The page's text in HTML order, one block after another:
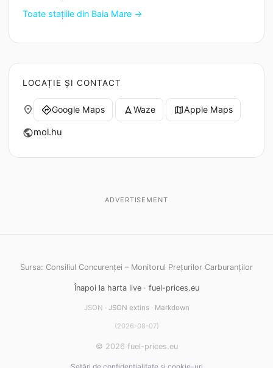
Toate stațiile din Baia Mare →
LOCAȚIE ȘI CONTACT
place directionsGoogle Maps navigation Waze mapApple Maps
publicmol.hu
ADVERTISEMENT
Sursa: Consiliul Concurenței – Monitorul Prețurilor Carburanților
Înapoi la harta live· fuel-prices.eu
JSON · JSON extins· Markdown
(2026-08-07)
© 2026 fuel-prices.eu